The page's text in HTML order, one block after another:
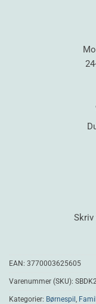
Skriv
EAN: 3770003625605
Varenummer (SKU):
Kategorier: Børnespil